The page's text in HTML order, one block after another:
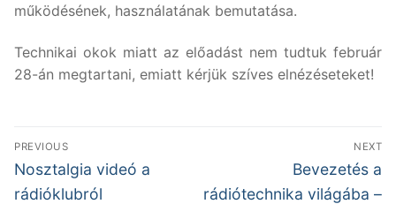
működésének, használatának bemutatása.
Technikai okok miatt az előadást nem tudtuk február
28-án megtartani, emiatt kérjük szíves elnézéseteket!
Bejegyzés
navigáció
PREVIOUS
Previous
post:
Nosztalgia videó a
rádióklubról
NEXT
Next
post:
Bevezetés a
rádiótechnika világába –